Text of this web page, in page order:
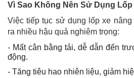
Vì Sao Không Nên Sử Dụng
Việc tiếp tục sử dụng lốp xe
ra nhiều hậu quả nghiêm trọng:
- Mất cân bằng tải, dễ dẫn đến
động.
- Tăng tiêu hao nhiên liệu, giảm